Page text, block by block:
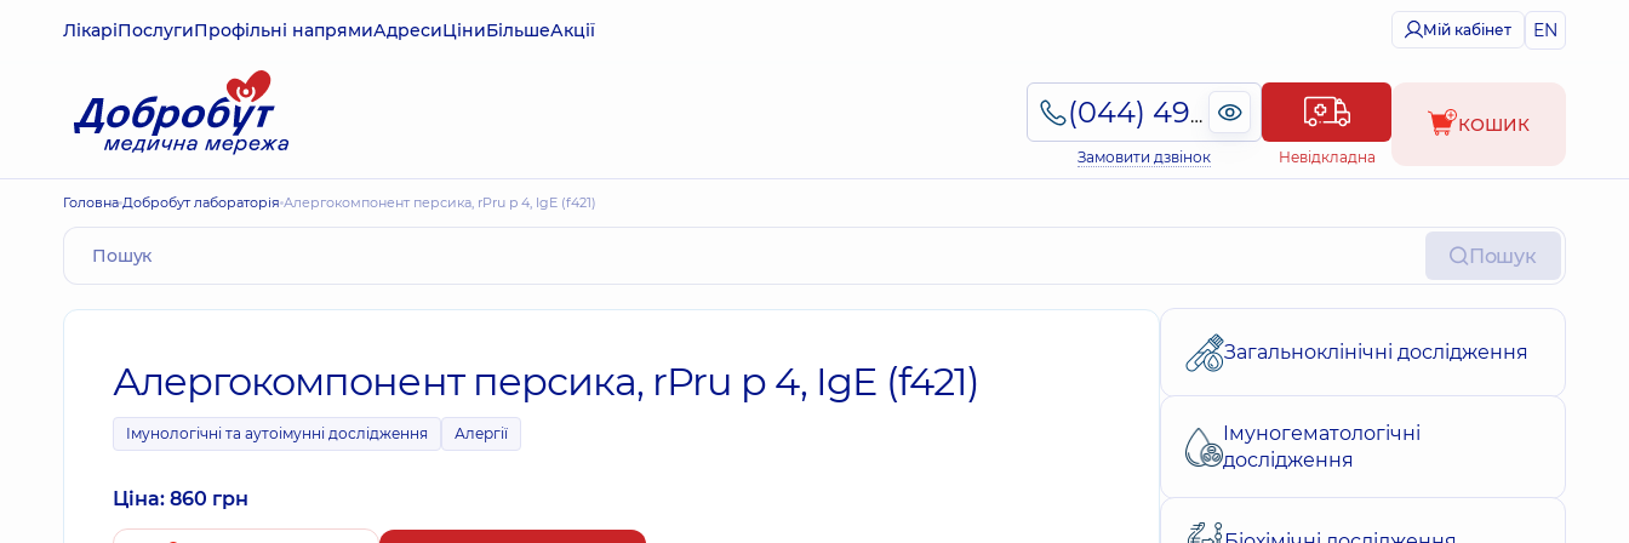
ЛікаріПослугиПрофільні напрямиАдресиЦіниБільшеАкції Мій кабінет EN
(044) 495-2-888
Замовити дзвінок Невідкладна
КОШИК
Головна Добробут лабораторія Алергокомпонент персика, rPru p 4, IgE (f421)
Пошук
Алергокомпонент персика, rPru p 4, IgE (f421)
Імунологічні та аутоімунні дослідження Алергії
Ціна: 860 грн
Загальноклінічні дослідження
Імуногематологічні
дослідження